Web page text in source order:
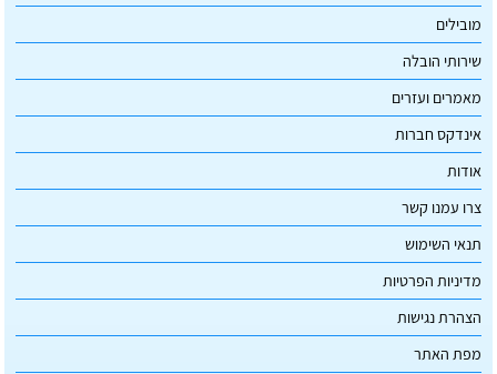
מובילים
שירותי הובלה
מאמרים ועזרים
אינדקס חברות
אודות
צרו עמנו קשר
תנאי השימוש
מדיניות הפרטיות
הצהרת נגישות
מפת האתר